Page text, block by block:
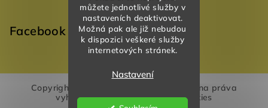
můžete jednotlivé služby v
nastaveních deaktivovat.
Možná pak ale již nebudou
k dispozici veškeré služby
internetových stránek.
Nastavení
Facebook
Copyright 2026
. Všechna práva
vyhrazena.Upravit nastavení cookies